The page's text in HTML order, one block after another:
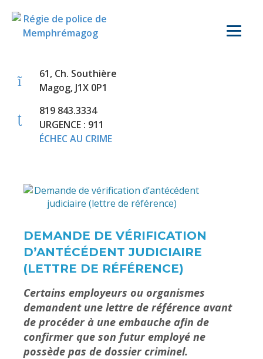
61, Ch. Southière
Magog, J1X 0P1
819 843.3334
URGENCE : 911
ÉCHEC AU CRIME
DEMANDE DE VÉRIFICATION
D’ANTÉCÉDENT JUDICIAIRE
(LETTRE DE RÉFÉRENCE)
Certains employeurs ou organismes
demandent une lettre de référence avant
de procéder à une embauche afin de
confirmer que son futur employé ne
possède pas de dossier criminel.